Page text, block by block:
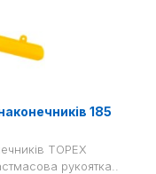
185
TOPEX
рукоятка..